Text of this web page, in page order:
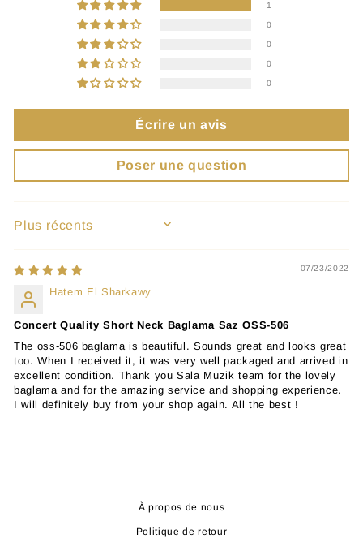
1
0
0
0
0
Écrire un avis
Poser une question
SORT BY
07/23/2022
Hatem El Sharkawy
Concert Quality Short Neck Baglama Saz OSS-506
The oss-506 baglama is beautiful. Sounds great and looks great
too. When I received it, it was very well packaged and arrived in
excellent condition. Thank you Sala Muzik team for the lovely
baglama and for the amazing service and shopping experience.
I will definitely buy from your shop again. All the best !
À propos de nous
Politique de retour